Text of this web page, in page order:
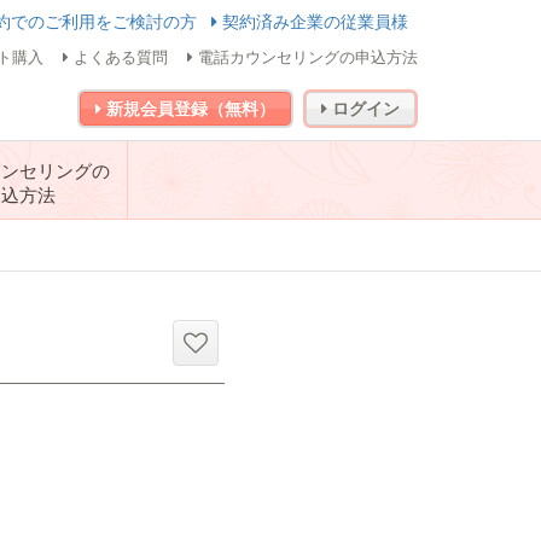
でのご利用をご検討の方 契約済み企業の従業員様
購入 よくある質問 電話カウンセリングの申込方法
新規会員登録（無料） ログイン
セリングの
方法